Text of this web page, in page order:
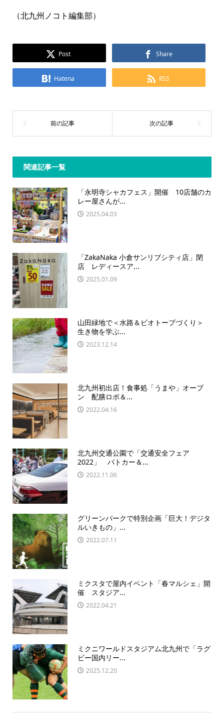
（北九州ノコト編集部）
Post Share
Hatena RSS
関連記事一覧
「永明寺シャカフェス」開催 10店舗のカ
レー屋さんが...
2025.04.03
「ZakaNaka 小倉サンリブシティ店」閉
店 レディースア...
2025.01.09
山田緑地で＜水路＆ビオトープづくり＞
生き物を学ぶ...
2023.12.14
北九州初出店！食事処「うまや」オープ
ン 配膳ロボ＆...
2022.04.16
北九州交通公園で「交通安全フェア
2022」 パトカー＆...
2022.11.06
グリーンパークで特別企画「巨大！デジタ
ルいきもの」...
2022.07.11
ミクスタで屋内イベント「春マルシェ」開
催 スタジア...
2022.04.21
ミクニワールドスタジアム北九州で「ラグ
ビー国内リー...
2025.12.20